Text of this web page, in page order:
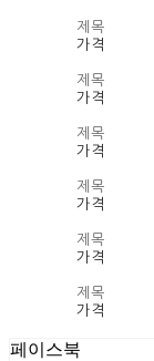
제목
가격
제목
가격
제목
가격
제목
가격
제목
가격
제목
가격
페이스북